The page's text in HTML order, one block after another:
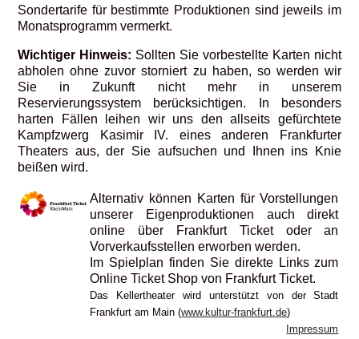
Sondertarife für bestimmte Produktionen sind jeweils im
Monatsprogramm vermerkt.
Wichtiger Hinweis: Sollten Sie vorbestellte Karten nicht
abholen ohne zuvor storniert zu haben, so werden wir
Sie in Zukunft nicht mehr in unserem
Reservierungssystem berücksichtigen. In besonders
harten Fällen leihen wir uns den allseits gefürchtete
Kampfzwerg Kasimir IV. eines anderen Frankfurter
Theaters aus, der Sie aufsuchen und Ihnen ins Knie
beißen wird.
Alternativ können Karten für Vorstellungen
unserer Eigenproduktionen auch direkt
online über Frankfurt Ticket oder an
Vorverkaufsstellen erworben werden.
Im Spielplan finden Sie direkte Links zum
Online Ticket Shop von Frankfurt Ticket.
Das Kellertheater wird unterstützt von der Stadt
Frankfurt am Main (www.kultur-frankfurt.de)
Impressum